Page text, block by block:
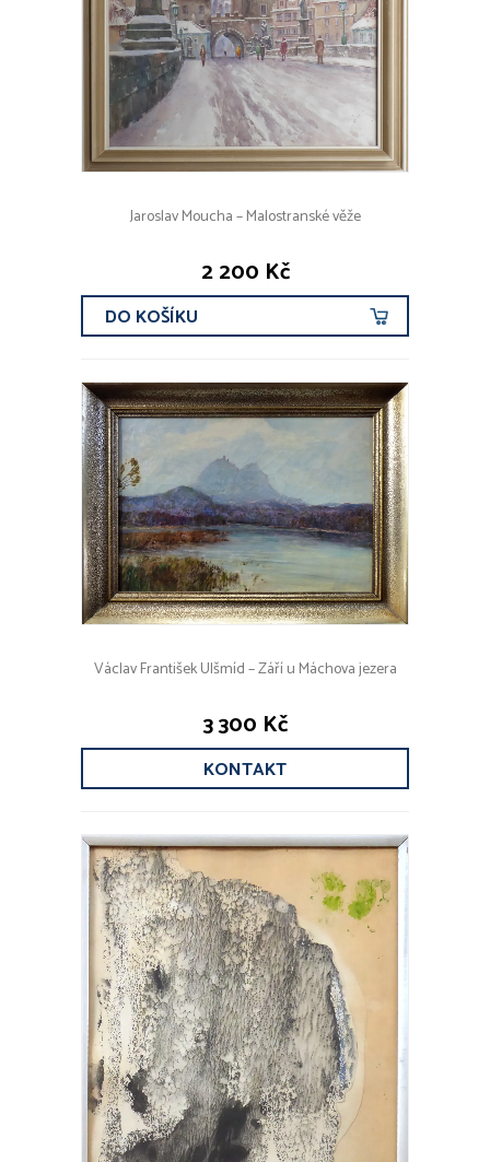
Jaroslav Moucha – Malostranské věže
2 200 Kč
DO KOŠÍKU
Václav František Ulšmíd – Září u Máchova jezera
3 300 Kč
KONTAKT